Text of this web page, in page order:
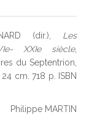
(dir.), Les
XXIe siècle,
du Septentrion,
cm. 718 p. ISBN
Philippe MARTIN